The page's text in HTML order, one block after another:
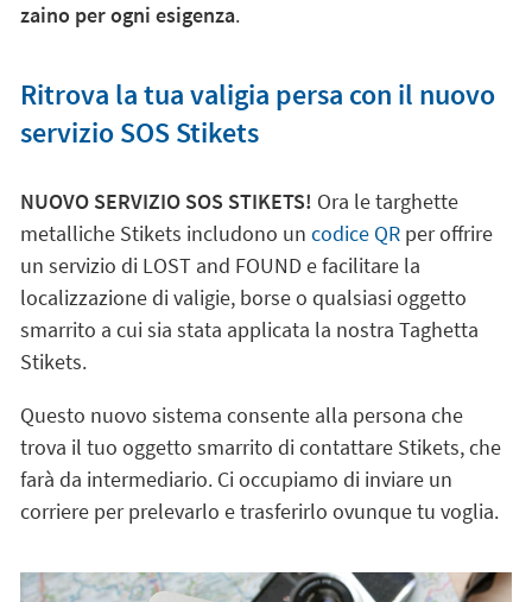
zaino per ogni esigenza.
Ritrova la tua valigia persa con il nuovo
servizio SOS Stikets
NUOVO SERVIZIO SOS STIKETS! Ora le targhette
metalliche Stikets includono un codice QRper offrire
un servizio di LOST and FOUND e facilitare la
localizzazione di valigie, borse o qualsiasi oggetto
smarrito a cui sia stata applicata la nostra Taghetta
Stikets.
Questo nuovo sistema consente alla persona che
trova il tuo oggetto smarrito di contattare Stikets, che
farà da intermediario. Ci occupiamo di inviare un
corriere per prelevarlo e trasferirlo ovunque tu voglia.